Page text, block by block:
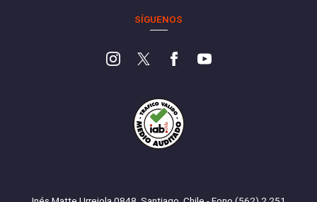
SÍGUENOS